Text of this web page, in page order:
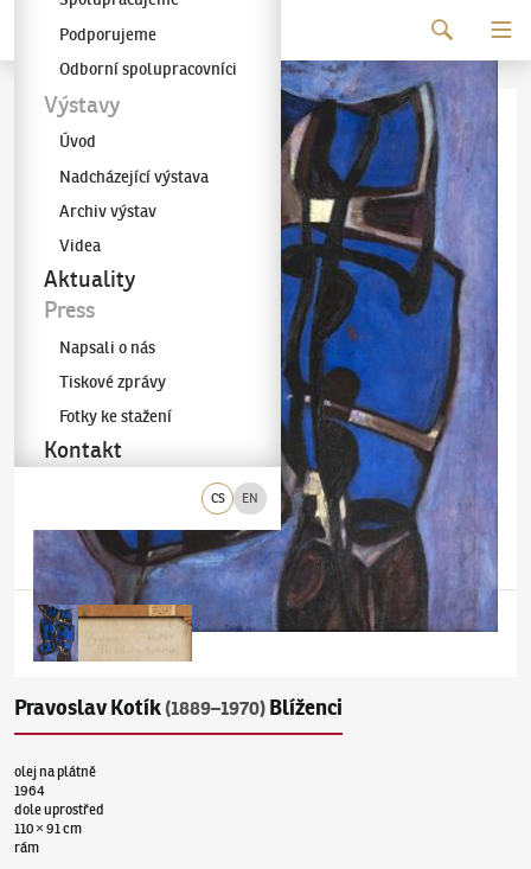
Galerie KODL
CS EN
Podporujeme
Odborní spolupracovníci
Výstavy
Úvod
Nadcházející výstava
Archiv výstav
Videa
Aktuality
Press
Napsali o nás
Tiskové zprávy
Fotky ke stažení
Kontakt
Pravoslav Kotík (1889–1970) Blíženci
olej na plátně
1964
dole uprostřed
110 × 91 cm
rám